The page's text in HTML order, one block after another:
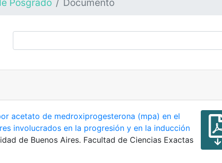
Posgrado Documento
acetato de medroxiprogesterona (mpa) en el
involucrados en la progresión y en la inducción
de Buenos Aires. Facultad de Ciencias Exactas